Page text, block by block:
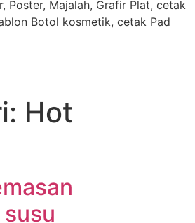
Poster, Majalah, Grafir Plat, cetak
Botol kosmetik, cetak Pad
Hot